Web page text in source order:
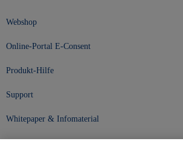
Webshop
Online-Portal E-Consent
Produkt-Hilfe
Support
Whitepaper & Infomaterial